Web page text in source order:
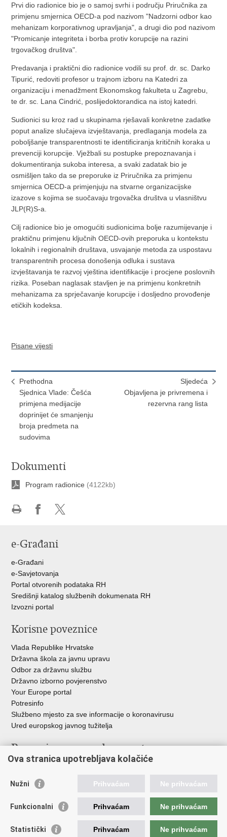
Prvi dio radionice bio je o samoj svrhi i području Priručnika za
primjenu smjernica OECD-a pod nazivom "Nadzorni odbor kao
mehanizam korporativnog upravljanja", a drugi dio pod nazivom
"Promicanje integriteta i borba protiv korupcije na razini
trgovačkog društva".
Predavanja i praktični dio radionice vodili su prof. dr. sc. Darko
Tipurić, redoviti profesor u trajnom izboru na Katedri za
organizaciju i menadžment Ekonomskog fakulteta u Zagrebu,
te dr. sc. Lana Cindrić, poslijedoktorandica na istoj katedri.
Sudionici su kroz rad u skupinama rješavali konkretne zadatke
poput analize slučajeva izvještavanja, predlaganja modela za
poboljšanje transparentnosti te identificiranja kritičnih koraka u
prevenciji korupcije. Vježbali su postupke prepoznavanja i
dokumentiranja sukoba interesa, a svaki zadatak bio je
osmišljen tako da se preporuke iz Priručnika za primjenu
smjernica OECD-a primjenjuju na stvarne organizacijske
izazove s kojima se suočavaju trgovačka društva u vlasništvu
JLP(R)S-a.
Cilj radionice bio je omogućiti sudionicima bolje razumijevanje i
praktičnu primjenu ključnih OECD-ovih preporuka u kontekstu
lokalnih i regionalnih društava, usvajanje metoda za uspostavu
transparentnih procesa donošenja odluka i sustava
izvještavanja te razvoj vještina identifikacije i procjene poslovnih
rizika. Poseban naglasak stavljen je na primjenu konkretnih
mehanizama za sprječavanje korupcije i dosljedno provođenje
etičkih kodeksa.
Pisane vijesti
Prethodna
Sjednica Vlade: Češća
primjena medijacije
doprinijet će smanjenju
broja predmeta na
sudovima
Sljedeća
Objavljena je privremena i
rezervna rang lista
Dokumenti
Program radionice (4122kb)
FacebookuTwitteru
e-Građani
e-Građani
e-Savjetovanja
Portal otvorenih podataka RH
Središnji katalog službenih dokumenata RH
Izvozni portal
Korisne poveznice
Vlada Republike Hrvatske
Državna škola za javnu upravu
Odbor za državnu službu
Državno izborno povjerenstvo
Your Europe portal
Potresinfo
Službeno mjesto za sve informacije o koronavirusu
Ured europskog javnog tužitelja
Poveznice pravosudnog sustava
Državno odvjetništvo
Ured za suzbijanje korupcije i organiziranog kriminaliteta
Državnoodvjetničko vijeće
Hrvatska odvjetnička komora
Ova stranica upotrebljava kolačiće
Nužni Prihvaćam Ne prihvaćam
Funkcionalni Prihvaćam Ne prihvaćam
Statistički Prihvaćam Ne prihvaćam